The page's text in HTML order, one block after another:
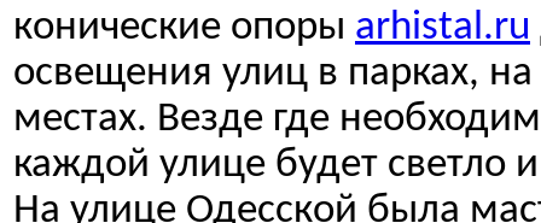
конические опоры arhistal.ru
освещения улиц в парках,
местах. Везде где
каждой улице будет светло
На улице Одесской была